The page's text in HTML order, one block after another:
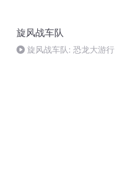
旋风战车队
旋风战车队: 恐龙大游行